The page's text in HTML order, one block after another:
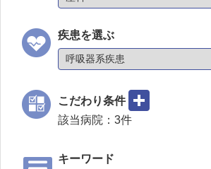
疾患を選ぶ
こだわり条件
該当病院： 3件
キーワード